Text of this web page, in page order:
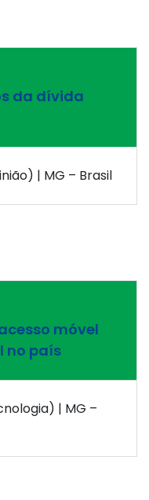
da dívida
| MG – Brasil
móvel
no país
| MG –